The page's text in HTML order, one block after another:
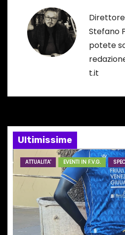
o
e
a
t
Direttore
Stefano
potete
t.it
Ultimissime
ATTUALITA' EVENTI IN F.V.G.